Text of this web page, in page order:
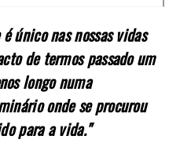
único nas nossas vidas
de termos passado um
longo numa
onde se procurou
para a vida."